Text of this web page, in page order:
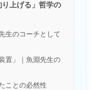
上げる」哲学の
生のコーチとして
置」｜魚淵先生の
ことの必然性